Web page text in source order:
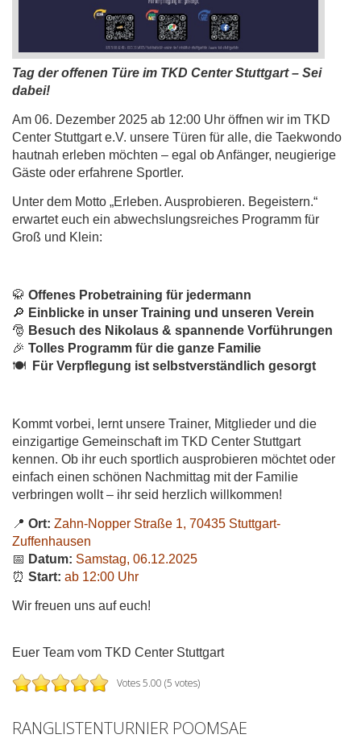
Tag der offenen Türe im TKD Center Stuttgart – Sei
dabei!
Am 06. Dezember 2025 ab 12:00 Uhr öffnen wir im TKD
Center Stuttgart e.V. unsere Türen für alle, die Taekwondo
hautnah erleben möchten – egal ob Anfänger, neugierige
Gäste oder erfahrene Sportler.
Unter dem Motto „Erleben. Ausprobieren. Begeistern.“
erwartet euch ein abwechslungsreiches Programm für
Groß und Klein:
🥋 Offenes Probetraining für jedermann
🔎 Einblicke in unser Training und unseren Verein
🎅 Besuch des Nikolaus & spannende Vorführungen
🎉 Tolles Programm für die ganze Familie
🍽
Für Verpflegung ist selbstverständlich gesorgt
Kommt vorbei, lernt unsere Trainer, Mitglieder und die
einzigartige Gemeinschaft im TKD Center Stuttgart
kennen. Ob ihr euch sportlich ausprobieren möchtet oder
einfach einen schönen Nachmittag mit der Familie
verbringen wollt – ihr seid herzlich willkommen!
📍 Ort: Zahn-Nopper Straße 1, 70435 Stuttgart-
Zuffenhausen
📅 Datum: Samstag, 06.12.2025
⏰ Start: ab 12:00 Uhr
Wir freuen uns auf euch!
Euer Team vom TKD Center Stuttgart
Votes 5.00 (5 votes)
RANGLISTENTURNIER POOMSAE